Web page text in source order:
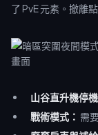
了 PvE 元素。撤離
山谷直升機停機
戰術模式： 需